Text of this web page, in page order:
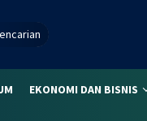
EKONOMI DAN BISNIS